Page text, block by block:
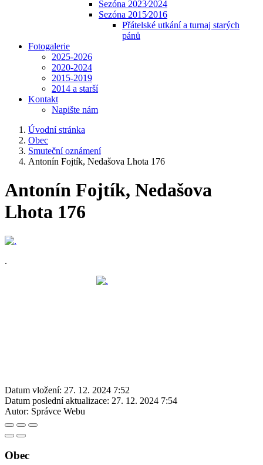
Sezóna 2023⁄2024
Sezóna 2015⁄2016
Přátelské utkání a turnaj starých
pánů
Fotogalerie
2025-2026
2020-2024
2015-2019
2014 a starší
Kontakt
Napište nám
Úvodní stránka
Obec
Smuteční oznámení
Antonín Fojtík, Nedašova Lhota 176
Antonín Fojtík, Nedašova
Lhota 176
.
Datum vložení: 27. 12. 2024 7:52
Datum poslední aktualizace: 27. 12. 2024 7:54
Autor: Správce Webu
Obec